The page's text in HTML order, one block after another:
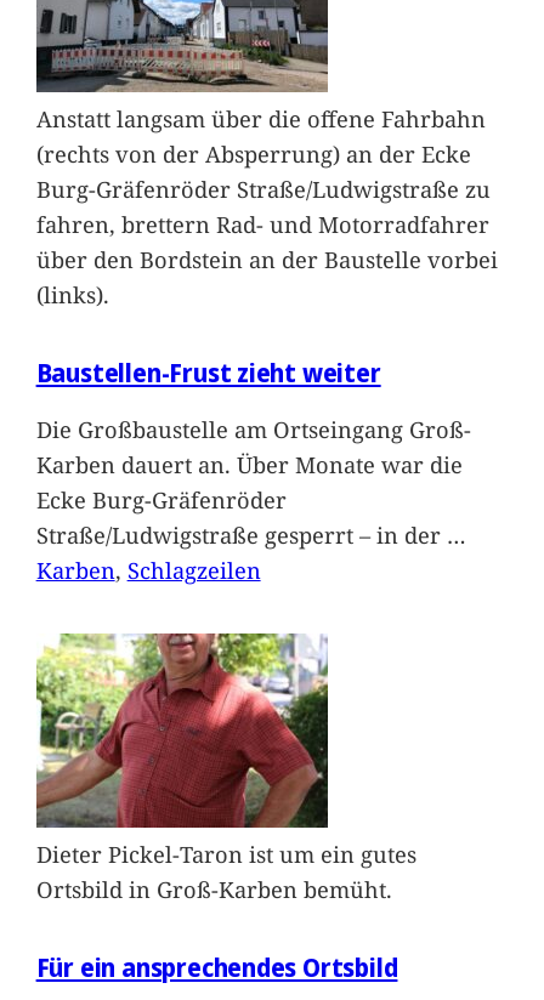
Anstatt langsam über die offene Fahrbahn
(rechts von der Absperrung) an der Ecke
Burg-Gräfenröder Straße/Ludwigstraße zu
fahren, brettern Rad- und Motorradfahrer
über den Bordstein an der Baustelle vorbei
(links).
Baustellen-Frust zieht weiter
Die Großbaustelle am Ortseingang Groß-
Karben dauert an. Über Monate war die
Ecke Burg-Gräfenröder
Straße/Ludwigstraße gesperrt – in der …
Karben, Schlagzeilen
Dieter Pickel-Taron ist um ein gutes
Ortsbild in Groß-Karben bemüht.
Für ein ansprechendes Ortsbild